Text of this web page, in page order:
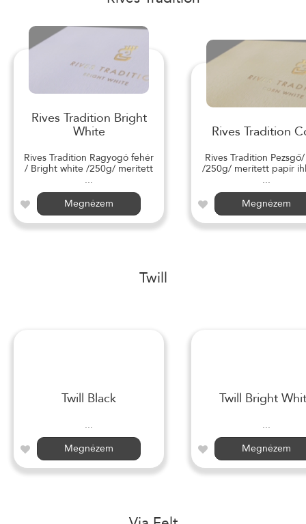
Rives Tradition Bright
White
Rives Tradition Ragyogó fehér
/ Bright white /250g/ merített
...
Megnézem
Rives Tradition
Rives Tradition
/250g/ merített papír
...
Megnézem
Twill
Twill Black
...
Megnézem
Twill Bright
...
Megnézem